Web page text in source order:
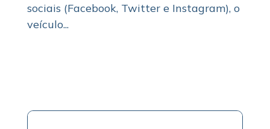
sociais (Facebook, Twitter e Instagram), o
veículo...